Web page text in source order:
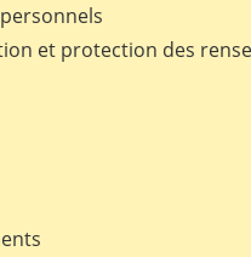
et protection des